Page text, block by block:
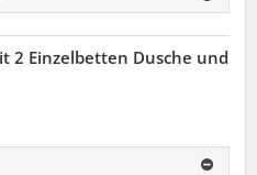
2 Einzelbetten Dusche und